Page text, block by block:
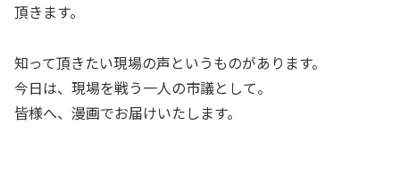
頂きます。
知って頂きたい現場の声というものがあります。
今日は、現場を戦う一人の市議として。
皆様へ、漫画でお届けいたします。